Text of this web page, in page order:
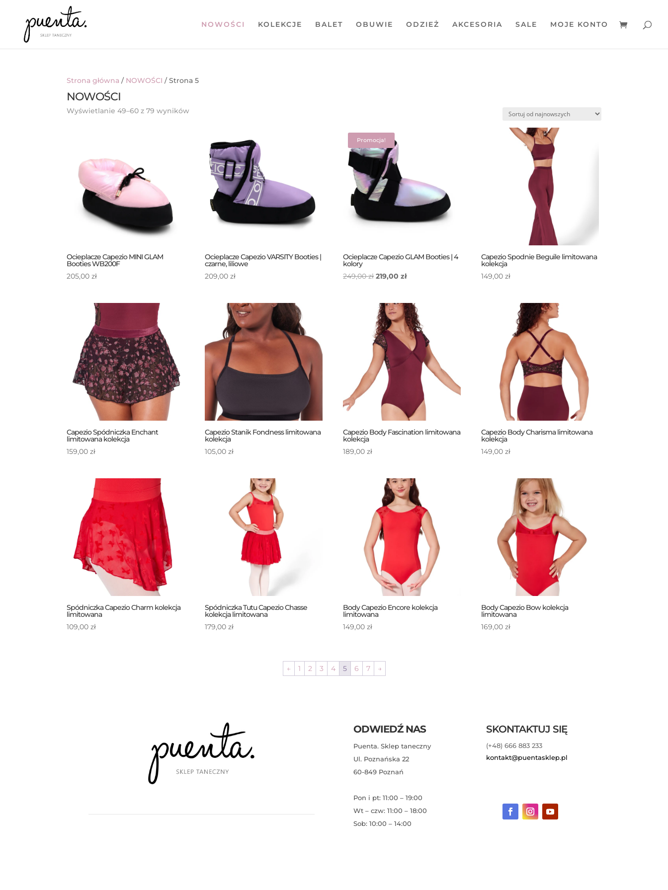
NOWOŚCI KOLEKCJE BALET OBUWIE ODZIEŻ AKCESORIA SALE MOJE KONTO
Strona główna / NOWOŚCI / Strona 5
NOWOŚCI
Wyświetlanie 49–60 z 79 wyników
Ocieplacze Capezio MINI GLAM
Booties WB200F
205,00zł
Ocieplacze Capezio VARSITY Booties |
czarne, liliowe
209,00zł
Promocja!
Ocieplacze Capezio GLAM Booties | 4
kolory
249,00zł Pierwotna
249,00 zł.
219,00złAktualna
219,00 zł.
Capezio Spodnie Beguile limitowana
kolekcja
149,00zł
Capezio Spódniczka Enchant
limitowana kolekcja
159,00zł
Capezio Stanik Fondness limitowana
kolekcja
105,00zł
Capezio Body Fascination limitowana
kolekcja
189,00zł
Capezio Body Charisma limitowana
kolekcja
149,00zł
Spódniczka Capezio Charm kolekcja
limitowana
109,00zł
Spódniczka Tutu Capezio Chasse
kolekcja limitowana
179,00zł
Body Capezio Encore kolekcja
limitowana
149,00zł
Body Capezio Bow kolekcja
limitowana
169,00zł
← 1 2 3 4 5 6 7 →
ODWIEDŹ NAS
Puenta. Sklep taneczny
Ul. Poznańska 22
60-849 Poznań
Pon i pt: 11:00 – 19:00
Wt – czw: 11:00 – 18:00
Sob: 10:00 – 14:00
SKONTAKTUJ SIĘ
(+48) 666 883 233
kontakt@puentasklep.pl